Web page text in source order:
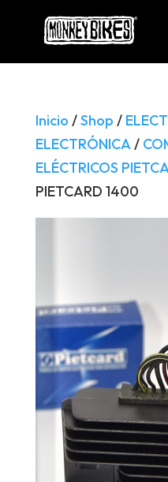
Búsqueda
productos
Inicio /Shop /
ELECTRÓNICA/
ELÉCTRICOS
PIETCARD 1400